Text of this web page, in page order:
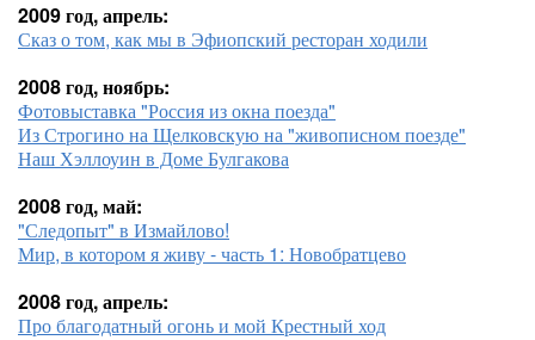
2009 год, апрель:
Сказ о том, как мы в Эфиопский ресторан ходили
2008 год, ноябрь:
Фотовыставка "Россия из окна поезда"
Из Строгино на Щелковскую на "живописном поезде"
Наш Хэллоуин в Доме Булгакова
2008 год, май:
"Следопыт" в Измайлово!
Мир, в котором я живу - часть 1: Новобратцево
2008 год, апрель:
Про благодатный огонь и мой Крестный ход